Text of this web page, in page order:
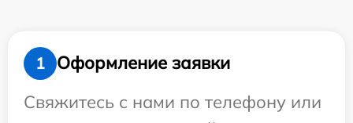
1
Оформление заявки
Свяжитесь с нами по телефону или